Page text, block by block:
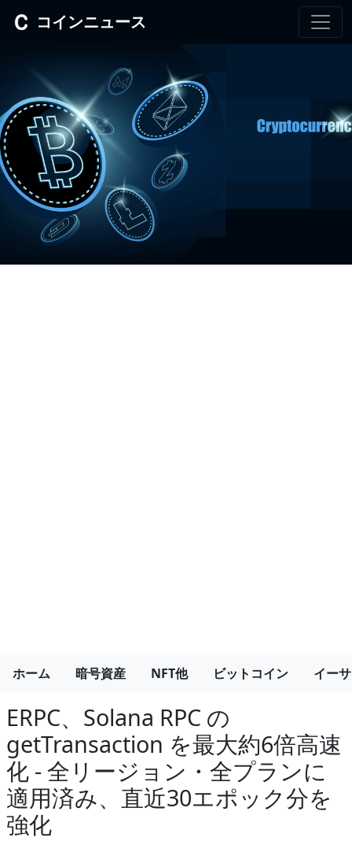
コインニュース
ホーム 暗号資産 NFT他 ビットコイン イー
ERPC、Solana RPC の
getTransaction を最大約6倍高速
化 - 全リージョン・全プランに
適用済み、直近30エポック分を
強化